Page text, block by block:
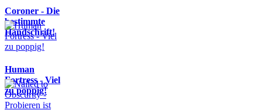
Coroner - Die
bestimmte
Handschrift!
Human
Fortress - Viel
zu poppig!